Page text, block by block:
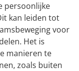
persoonlijke
kan leiden tot
voor
Het is
manieren te
zoals buiten